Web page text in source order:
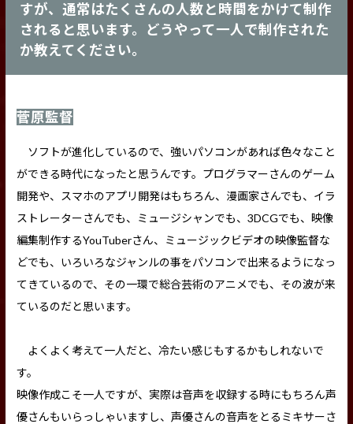
すが、通常はたくさんの人数と時間をかけて制作
されると思います。どうやって一人で制作された
か教えてください。
菅原監督
ソフトが進化しているので、強いパソコンがあれば色々なこと
ができる時代になったと思うんです。プログラマーさんのゲーム
開発や、スマホのアプリ開発はもちろん、漫画家さんでも、イラ
ストレーターさんでも、ミュージシャンでも、3DCGでも、映像
編集制作するYouTuberさん、ミュージックビデオの映像監督な
どでも、いろいろなジャンルの事をパソコンで出来るようになっ
てきているので、その一環で総合芸術のアニメでも、その波が来
ているのだと思います。
よくよく考えて一人だと、冷たい感じもするかもしれないで
す。
映像作成こそ一人ですが、実際は音声を収録する時にもちろん声
優さんもいらっしゃいますし、声優さんの音声をとるミキサーさ